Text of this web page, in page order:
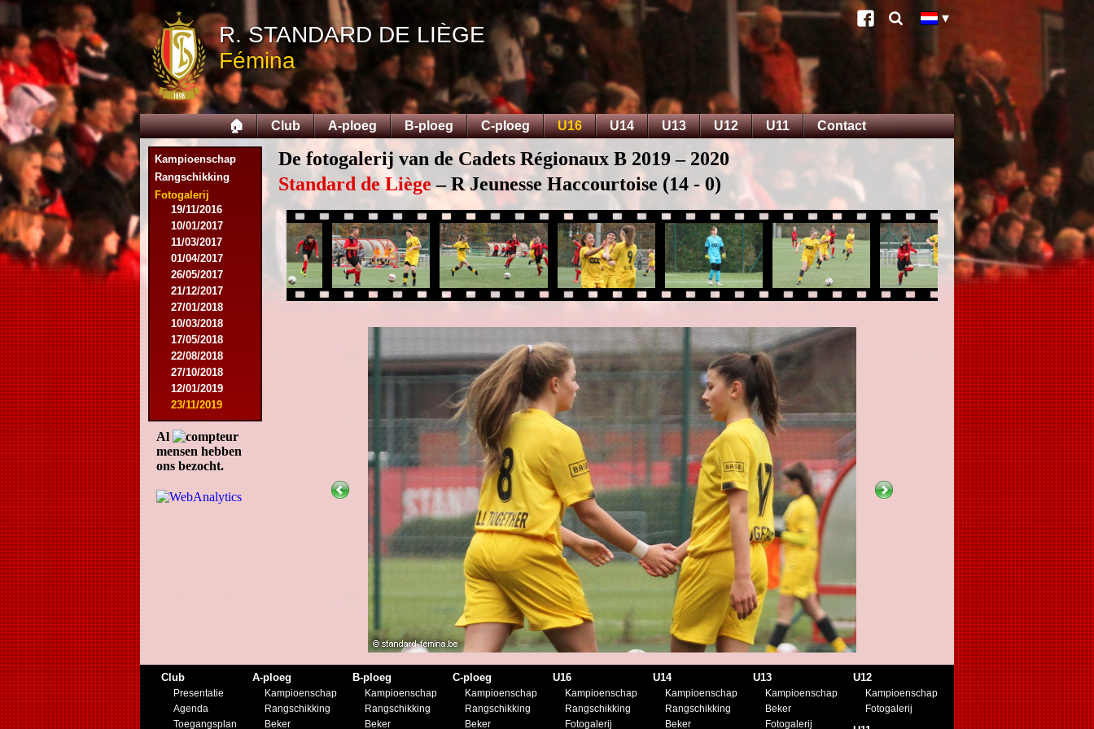
R. STANDARD DE LIÈGE
Fémina
🏠 Club A-ploeg B-ploeg C-ploeg U16 U14 U13 U12 U11 Contact
Kampioenschap
Rangschikking
Fotogalerij
12/12/2015
09/02/2016
27/02/2016
09/03/2016
12/03/2016
19/03/2016
16/04/2016
21/05/2016
27/05/2016
09/08/2016
20/08/2016
08/10/2016
19/11/2016
10/01/2017
11/03/2017
01/04/2017
26/05/2017
21/12/2017
27/01/2018
10/03/2018
17/05/2018
22/08/2018
27/10/2018
12/01/2019
23/11/2019
Al
mensen hebben
ons bezocht.
De fotogalerij van de Cadets Régionaux B 2019 – 2020
Standard de Liège– R Jeunesse Haccourtoise (14 - 0)
Club
Presentatie
Agenda
Toegangsplan
A-ploeg
Kampioenschap
Rangschikking
Beker
B-ploeg
Kampioenschap
Rangschikking
Beker
C-ploeg
Kampioenschap
Rangschikking
Beker
U16
Kampioenschap
Rangschikking
Fotogalerij
U14
Kampioenschap
Rangschikking
Beker
U13
Kampioenschap
Beker
Fotogalerij
U12
Kampioenschap
Fotogalerij